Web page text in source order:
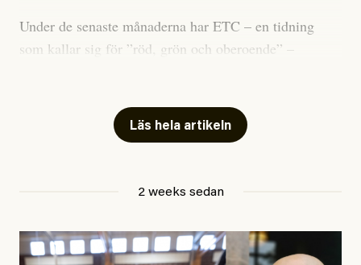
Under de senaste månaderna har ETC – en tidning
som kallar sig för ”röd, grön och oberoende” –
skriver för? Vad betyder det att vara en ”röd, grön och
oberoende” tidning? Och vad är egentligen bra
utpekas som israelisk infiltratör”. Enligt ingressen
Läs hela artikeln
2 weeks sedan